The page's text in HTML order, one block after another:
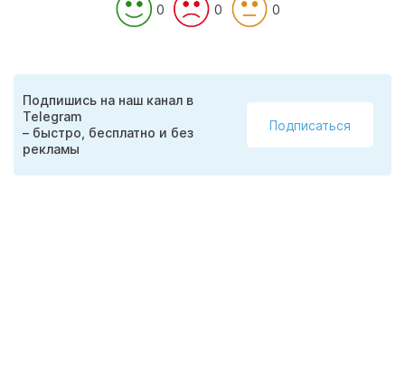
0 0 0
Подпишись на наш канал в
Telegram
– быстро, бесплатно и без
рекламы
Подписаться